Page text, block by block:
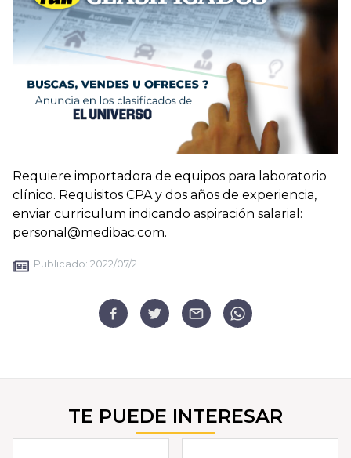
Requiere importadora de equipos para laboratorio
clínico. Requisitos CPA y dos años de experiencia,
enviar curriculum indicando aspiración salarial:
personal@medibac.com.
Publicado: 2022/07/2
TE PUEDE INTERESAR